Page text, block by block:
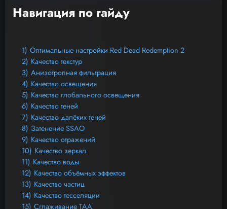
Навигация по гайду
1) Оптимальные настройки Red Dead Redemption 2
2) Качество текстур
3) Анизотропная фильтрация
4) Качество освещения
5) Качество глобального освещения
6) Качество теней
7) Качество далёких теней
8) Затенение SSAO
9) Качество отражений
10) Качество зеркал
11) Качество воды
12) Качество объёмных эффектов
13) Качество частиц
14) Качество тесселяции
15) Сглаживание TAA